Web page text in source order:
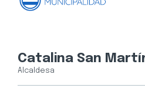
Catalina San
Alcaldesa